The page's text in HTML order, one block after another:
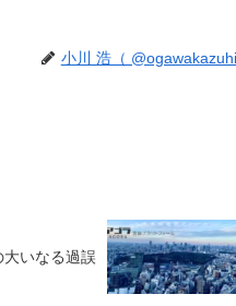
小川 浩（
大いなる過誤